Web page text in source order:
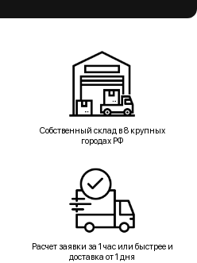
Собственный склад в 8 крупных
городах РФ
Расчет заявки за 1 час или быстрее и
доставка от 1 дня